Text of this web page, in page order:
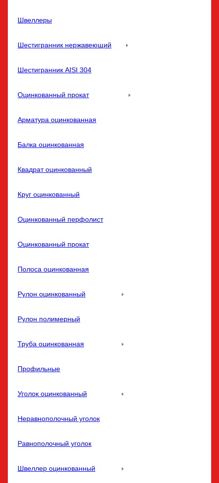
Швеллеры
Шестигранник нержавеющий
Шестигранник AISI 304
Оцинкованный прокат
Арматура оцинкованная
Балка оцинкованная
Квадрат оцинкованный
Круг оцинкованный
Оцинкованный перфолист
Оцинкованный прокат
Полоса оцинкованная
Рулон оцинкованный
Рулон полимерный
Труба оцинкованная
Профильные
Уголок оцинкованный
Неравнополочный уголок
Равнополочный уголок
Швеллер оцинкованный